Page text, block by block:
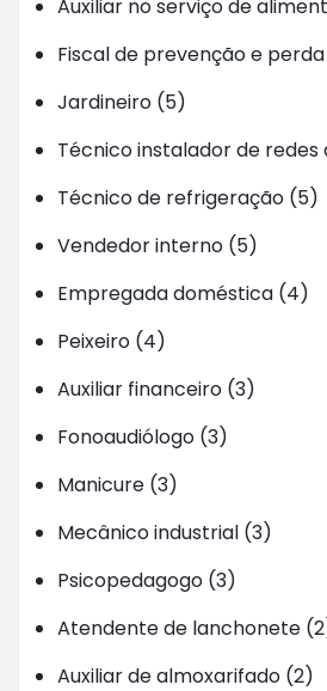
Auxiliar no serviço de
Fiscal de prevenção e
Jardineiro (5)
Técnico instalador de
Técnico de refrigeração (5)
Vendedor interno (5)
Empregada doméstica (4)
Peixeiro (4)
Auxiliar financeiro (3)
Fonoaudiólogo (3)
Manicure (3)
Mecânico industrial (3)
Psicopedagogo (3)
Atendente de lanchonete
Auxiliar de almoxarifado (2)